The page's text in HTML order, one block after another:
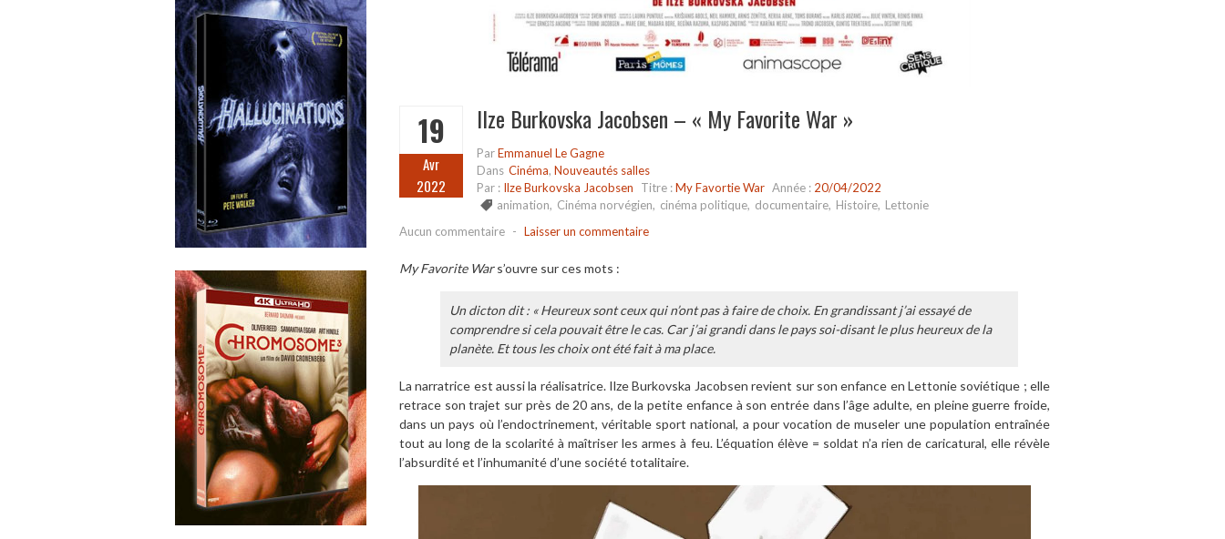
19
Avr
2022
Ilze Burkovska Jacobsen – « My Favorite War »
ParEmmanuel Le Gagne
Dans Cinéma, Nouveautés salles
Par : Ilze Burkovska Jacobsen Titre :My Favortie War Année : 20/04/2022
animation, Cinéma norvégien, cinéma politique, documentaire, Histoire, Lettonie
Aucun commentaire - Laisser un commentaire
My Favorite Wars’ouvre sur ces mots :
Un dicton dit : « Heureux sont ceux qui n’ont pas à faire de choix. En grandissant j’ai essayé de
comprendre si cela pouvait être le cas. Car j’ai grandi dans le pays soi-disant le plus heureux de la
planète. Et tous les choix ont été fait à ma place.
La narratrice est aussi la réalisatrice. Ilze Burkovska Jacobsen revient sur son enfance en Lettonie soviétique ; elle
retrace son trajet sur près de 20 ans, de la petite enfance à son entrée dans l’âge adulte, en pleine guerre froide,
dans un pays où l’endoctrinement, véritable sport national, a pour vocation de museler une population entraînée
tout au long de la scolarité à maîtriser les armes à feu. L’équation élève = soldat n’a rien de caricatural, elle révèle
l’absurdité et l’inhumanité d’une société totalitaire.